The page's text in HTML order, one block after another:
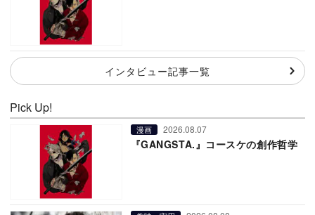
インタビュー記事一覧
Pick Up!
漫画 2026.08.07
『GANGSTA.』コースケの創作哲学